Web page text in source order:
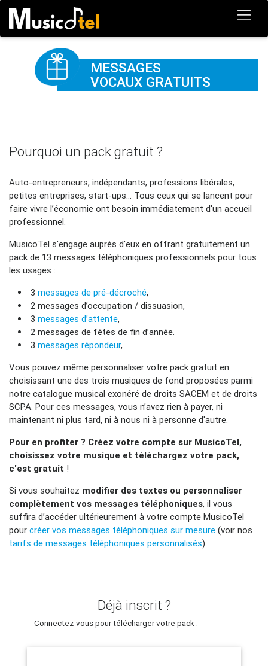
MESSAGES
VOCAUX GRATUITS
Pourquoi un pack gratuit ?
Auto-entrepreneurs, indépendants, professions libérales,
petites entreprises, start-ups... Tous ceux qui se lancent pour
faire vivre l’économie ont besoin immédiatement d'un accueil
professionnel.
MusicoTel s'engage auprès d'eux en offrant gratuitement un
pack de 13 messages téléphoniques professionnels pour tous
les usages :
3 messages de pré-décroché,
2 messages d’occupation / dissuasion,
3 messages d’attente,
2 messages de fêtes de fin d’année.
3 messages répondeur,
Vous pouvez même personnaliser votre pack gratuit en
choisissant une des trois musiques de fond proposées parmi
notre catalogue musical exonéré de droits SACEM et de droits
SCPA. Pour ces messages, vous n’avez rien à payer, ni
maintenant ni plus tard, ni à nous ni à personne d'autre.
Pour en profiter ? Créez votre compte sur MusicoTel,
choisissez votre musique et téléchargez votre pack,
c'est gratuit !
Si vous souhaitez modifier des textes ou personnaliser
complètement vos messages téléphoniques, il vous
suffira d’accéder ultérieurement à votre compte MusicoTel
pour créer vos messages téléphoniques sur mesure (voir nos
tarifs de messages téléphoniques personnalisés).
Déjà inscrit ?
Connectez-vous pour télécharger votre pack :